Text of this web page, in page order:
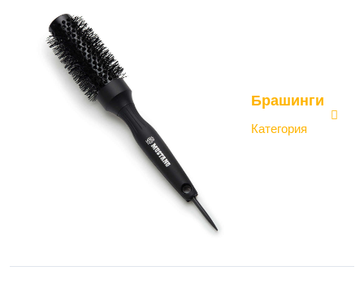
Брашинги
Категория